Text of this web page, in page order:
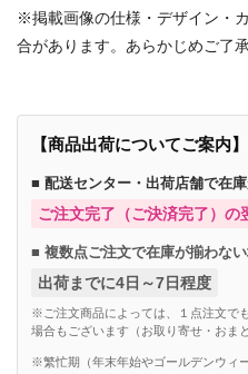
※掲載画像の仕様・デザイン・
合があります。あらかじめご了承
【商品出荷についてご案内】
■ 配送センター・出荷店舗で在
ご注文完了（ご決済完了）の
■ 複数点ご注文で在庫が揃わな
出荷までに4日～7日程度
※ご注文商品によっては、１点注文で
場合もございます（お取り寄せ・おま
※繁忙期（年末年始やゴールデンウィ